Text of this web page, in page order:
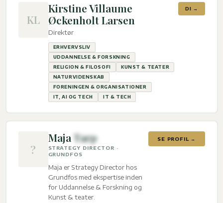
KL
Kirstine Villaume
Øckenholt Larsen
Direktør
ERHVERVSLIV
UDDANNELSE & FORSKNING
RELIGION & FILOSOFI
KUNST & TEATER
NATURVIDENSKAB
FORENINGEN & ORGANISATIONER
IT, AI OG TECH
IT & TECH
DI →
?
Maja Tarp
STRATEGY DIRECTOR ·
GRUNDFOS
Maja er Strategy Director hos
Grundfos med ekspertise inden
for Uddannelse & Forskning og
Kunst & teater.
SE PROFIL →